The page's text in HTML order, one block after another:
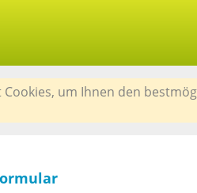
um Ihnen den